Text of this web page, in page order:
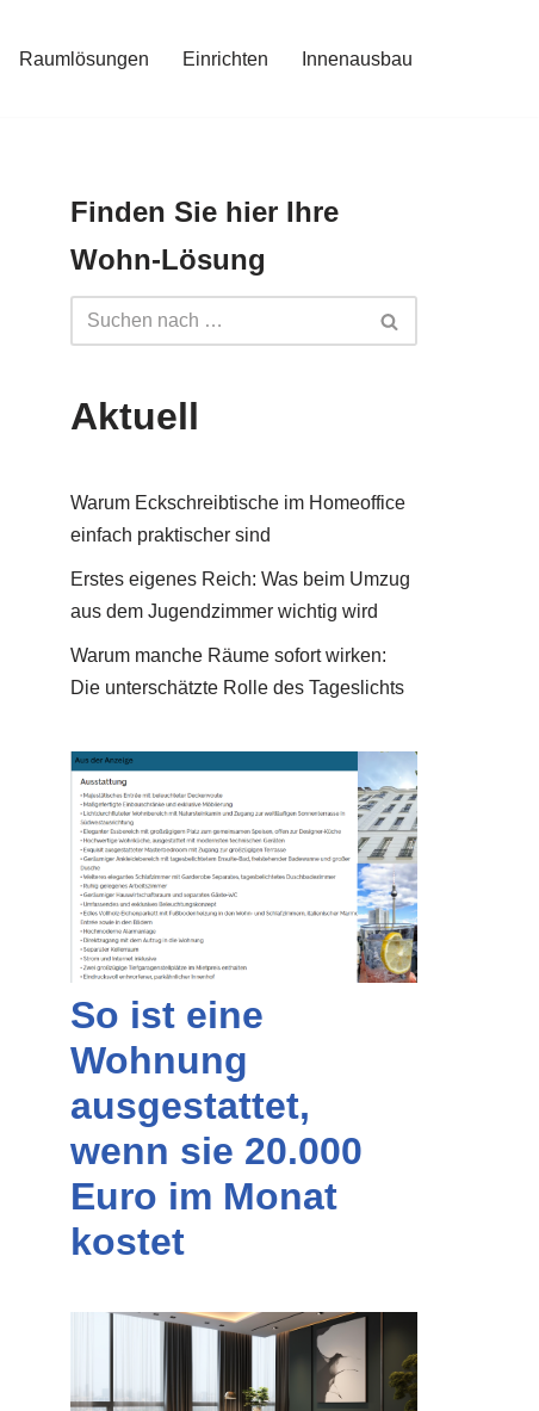
Raumlösungen Einrichten Innenausbau
Finden Sie hier Ihre
Wohn-Lösung
Aktuell
Warum Eckschreibtische im Homeoffice
einfach praktischer sind
Erstes eigenes Reich: Was beim Umzug
aus dem Jugendzimmer wichtig wird
Warum manche Räume sofort wirken:
Die unterschätzte Rolle des Tageslichts
So ist eine
Wohnung
ausgestattet,
wenn sie 20.000
Euro im Monat
kostet